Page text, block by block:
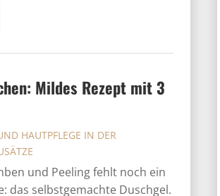
Mildes Rezept mit 3
HAUTPFLEGE IN DER
und Peeling fehlt noch ein
das selbstgemachte Duschgel.